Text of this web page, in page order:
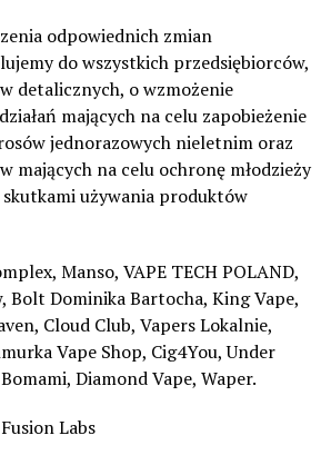
odpowiednich zmian
do wszystkich przedsiębiorców,
detalicznych, o wzmożenie
mających na celu zapobieżenie
jednorazowych nieletnim oraz
mających na celu ochronę młodzieży
używania produktów
, Manso, VAPE TECH POLAND,
, Bolt DominikaBartocha, KingVape,
, Cloud Club, VapersLokalnie,
Vape Shop, Cig4You, Under
DiamondVape, Waper.
Labs